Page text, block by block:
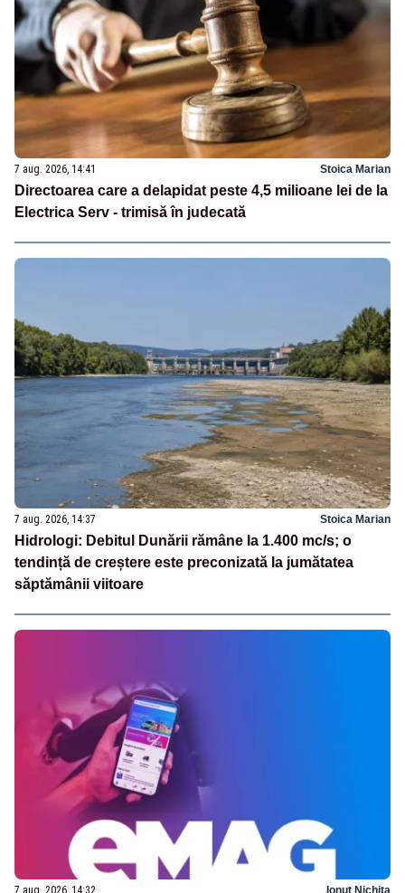
7 aug. 2026, 14:41 Stoica Marian
Directoarea care a delapidat peste 4,5 milioane lei de la
Electrica Serv - trimisă în judecată
7 aug. 2026, 14:37 Stoica Marian
Hidrologi: Debitul Dunării rămâne la 1.400 mc/s; o
tendință de creștere este preconizată la jumătatea
săptămânii viitoare